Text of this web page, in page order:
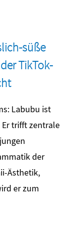
süße
TikTok-
Labubu ist
Er trifft zentrale
der
Ästhetik,
er zum